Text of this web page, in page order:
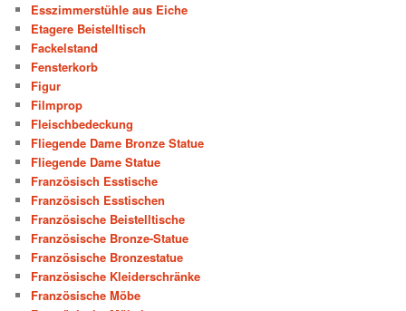
Esszimmerstühle aus Eiche
Etagere Beistelltisch
Fackelstand
Fensterkorb
Figur
Filmprop
Fleischbedeckung
Fliegende Dame Bronze Statue
Fliegende Dame Statue
Französisch Esstische
Französisch Esstischen
Französische Beistelltische
Französische Bronze-Statue
Französische Bronzestatue
Französische Kleiderschränke
Französische Möbe